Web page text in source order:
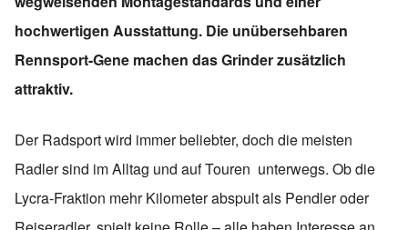
hochwertigen Ausstattung. Die unübersehbaren
Rennsport-Gene machen das Grinder zusätzlich
attraktiv.
Der Radsport wird immer beliebter, doch die meisten
Radler sind im Alltag und auf Touren unterwegs. Ob die
Lycra-Fraktion mehr Kilometer abspult als Pendler oder